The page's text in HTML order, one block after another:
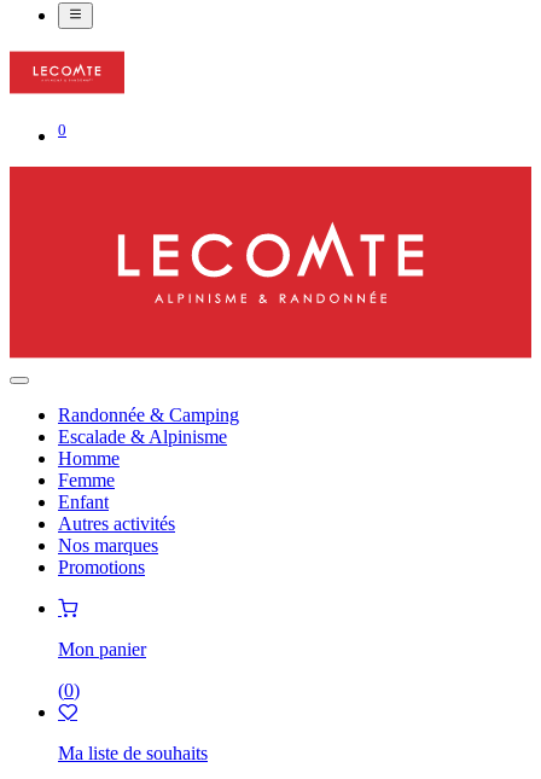
0
Randonnée & Camping
Escalade & Alpinisme
Homme
Femme
Enfant
Autres activités
Nos marques
Promotions
Mon panier
(0)
Ma liste de souhaits